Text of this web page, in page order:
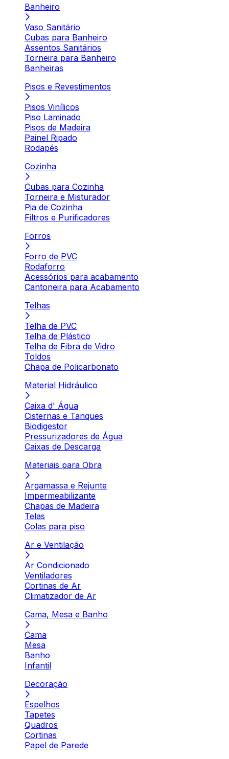
Banheiro
Vaso Sanitário
Cubas para Banheiro
Assentos Sanitários
Torneira para Banheiro
Banheiras
Pisos e Revestimentos
Pisos Vinílicos
Piso Laminado
Pisos de Madeira
Painel Ripado
Rodapés
Cozinha
Cubas para Cozinha
Torneira e Misturador
Pia de Cozinha
Filtros e Purificadores
Forros
Forro de PVC
Rodaforro
Acessórios para acabamento
Cantoneira para Acabamento
Telhas
Telha de PVC
Telha de Plástico
Telha de Fibra de Vidro
Toldos
Chapa de Policarbonato
Material Hidráulico
Caixa d' Água
Cisternas e Tanques
Biodigestor
Pressurizadores de Água
Caixas de Descarga
Materiais para Obra
Argamassa e Rejunte
Impermeabilizante
Chapas de Madeira
Telas
Colas para piso
Ar e Ventilação
Ar Condicionado
Ventiladores
Cortinas de Ar
Climatizador de Ar
Cama, Mesa e Banho
Cama
Mesa
Banho
Infantil
Decoração
Espelhos
Tapetes
Quadros
Cortinas
Papel de Parede